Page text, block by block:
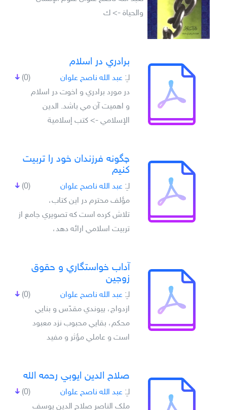
والحياة -> ك
برادري در اسلام
(0) لـِ: عبد الله ناصح علوان
در مورد برادري و اخوت در اسلام
و اهميت آن مي باشد. الدين
الإسلامي -> كتب إسلامية
چگونه فرزندان خود را تربيت
كنيم
(0) لـِ: عبد الله ناصح علوان
مؤلف محترم در اين كتاب،
تلاش كرده است كه تصويري جامع از
تربيت اسلامي ارائه دهد،
آداب خواستگاري و حقوق
زوجين
(0) لـِ: عبد الله ناصح علوان
ازدواج، پيوندي مقدّس و بنايي
محکم، بقايي محبوب نزد معبود
است و عاملي مؤثر و مفيد
صلاح الدين ايوبي رحمه الله
(0) لـِ: عبد الله ناصح علوان
ملک الناصر صلاح الدين يوسف